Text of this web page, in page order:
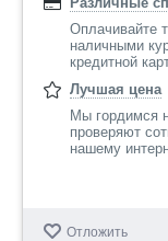
Оплачивайте
наличными
кредитной
Лучшая цена
Мы гордимся
проверяют
нашему
Отложить